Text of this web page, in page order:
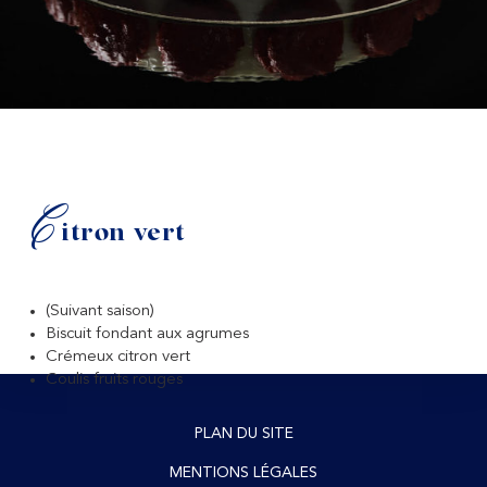
C itron vert
(Suivant saison)
Biscuit fondant aux agrumes
Crémeux citron vert
Coulis fruits rouges
PLAN DU SITE
MENTIONS LÉGALES